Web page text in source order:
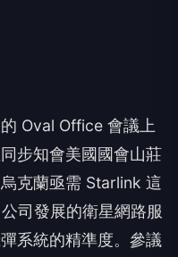
Oval Office 會議上
步知會美國國會山莊
克蘭亟需 Starlink 這
司發展的衛星網路服
系統的精準度。參議